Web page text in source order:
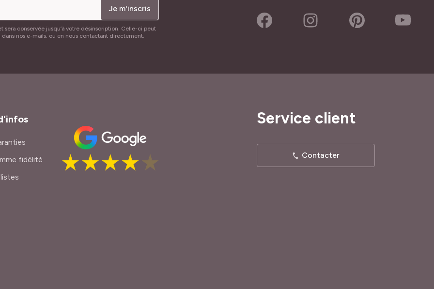
Je m'inscris
conservée jusqu’à votre désinscription. Celle-ci peut
nos e-mails, ou en nous contactant directement.
fidélité
Service client
Contacter